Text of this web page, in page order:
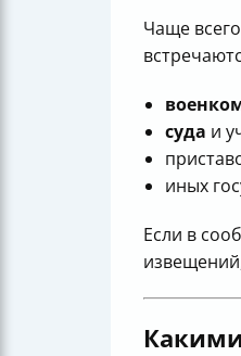
Чаще
суда и
иных
Если в